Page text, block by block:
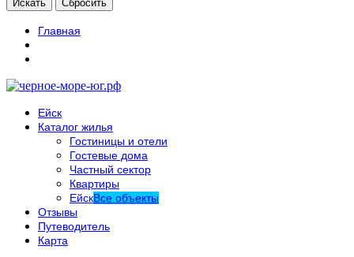
Главная
Ейск
Каталог жилья
Гостиницы и отели
Гостевые дома
Частный сектор
Квартиры
ЕйскВсе объекты
Отзывы
Путеводитель
Карта